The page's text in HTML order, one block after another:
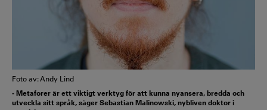
Foto av: Andy Lind
- Metaforer är ett viktigt verktyg för att kunna nyansera, bredda och
utveckla sitt språk, säger Sebastian Malinowski, nybliven doktor i